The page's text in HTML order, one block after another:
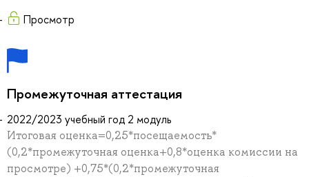
Просмотр
Промежуточная аттестация
2022/2023 учебный год 2 модуль
Итоговая оценка=0,25*посещаемость*
(0,2*промежуточная оценка+0,8*оценка комиссии на
просмотре) +0,75*(0,2*промежуточная